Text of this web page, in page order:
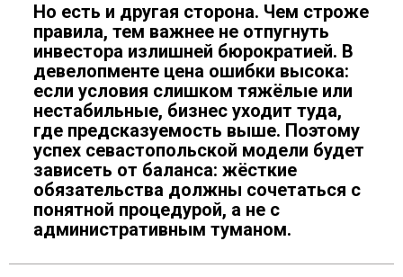
Но есть и другая сторона. Чем строже
правила, тем важнее не отпугнуть
инвестора излишней бюрократией. В
девелопменте цена ошибки высока:
если условия слишком тяжёлые или
нестабильные, бизнес уходит туда,
где предсказуемость выше. Поэтому
успех севастопольской модели будет
зависеть от баланса: жёсткие
обязательства должны сочетаться с
понятной процедурой, а не с
административным туманом.